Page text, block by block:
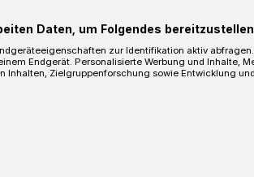
Daten, um Folgendes
zur Identifikation aktiv
Endgerät. Personalisierte Werbung und Inhalte,
Inhalten, Zielgruppenforschung sowie Entwicklung und